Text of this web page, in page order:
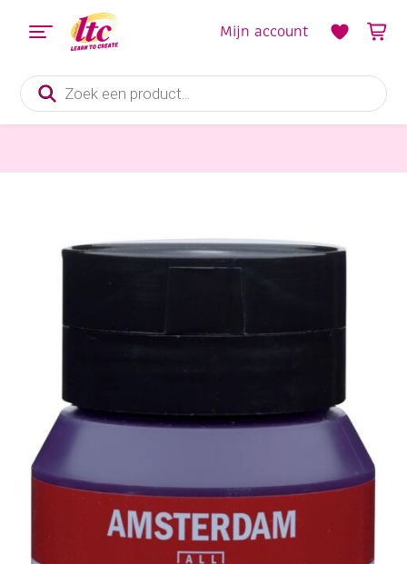
Producten
zoeken
Mijn account